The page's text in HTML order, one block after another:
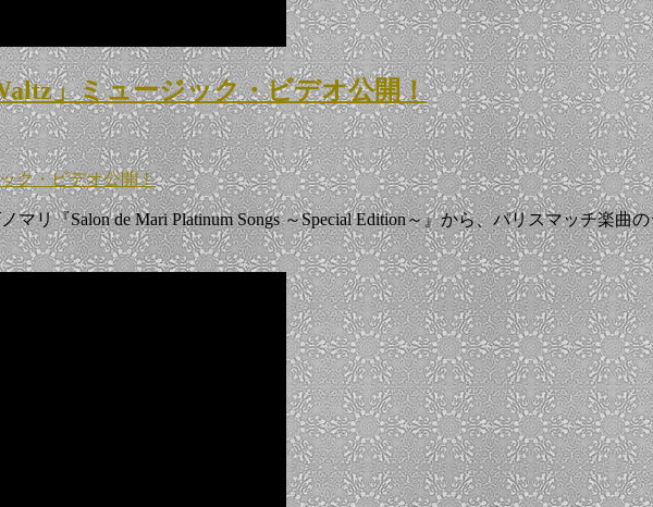
」ミュージック・ビデオ公開！
ク・ビデオ公開！
リ『Salon de Mari Platinum Songs ～Special Edition～』から、パリスマッチ楽曲